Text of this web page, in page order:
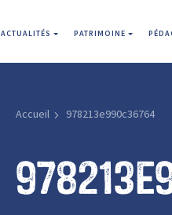
ACTUALITÉS PATRIMOINE
Accueil 978213e990c36764